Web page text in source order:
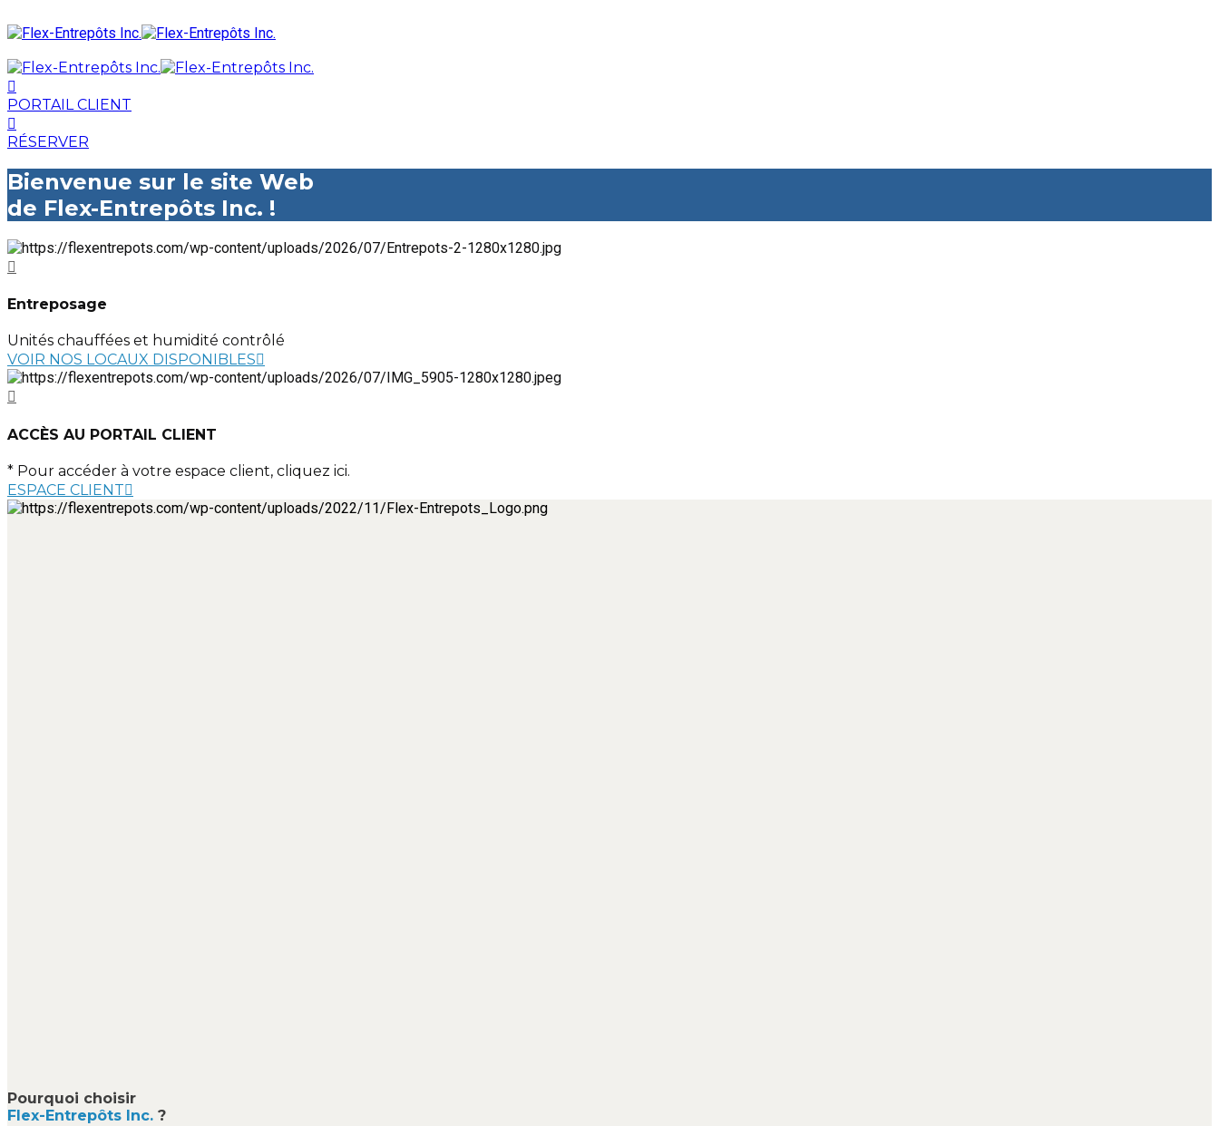
PORTAIL CLIENT
RÉSERVER
Bienvenue sur le site Web
de Flex-Entrepôts Inc. !
Entreposage
Unités chauffées et humidité contrôlé
VOIR NOS LOCAUX DISPONIBLES
ACCÈS AU PORTAIL CLIENT
* Pour accéder à votre espace client, cliquez ici.
ESPACE CLIENT
Pourquoi choisir
Flex-Entrepôts Inc. ?